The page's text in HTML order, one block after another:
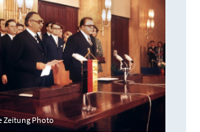
Zeitung Photo